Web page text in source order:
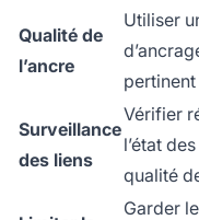
Qualité de
l’ancre
Utiliser
pertinent
Surveillance
des liens
Vérifier
l’état
qualité
Garder